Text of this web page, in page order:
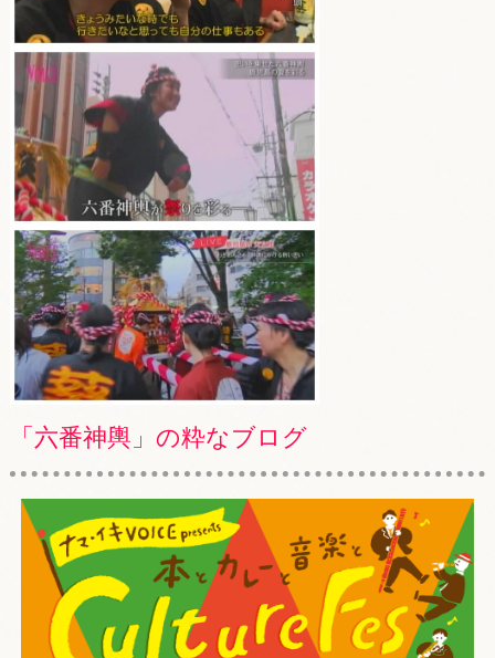
「六番神輿」の粋なブログ